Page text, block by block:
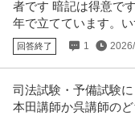
者です 暗記は得意で
年で立てています。
回答終了 1
司法試験・予備試験
本田講師か呉講師の